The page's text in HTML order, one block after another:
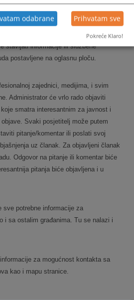
isti način kao i kroz Rad suda. Na
stavljati informacije ili službene
postavljene na oglasnu ploču.
zajednici, medijima, i svim
Administrator će vrlo rado objaviti
smatra interesantnim za javnost i
Svaki posjetitelj može putem
pitanje/komentar ili poslati svoj
uz članak. Za objavljeni članak
Odgovor na pitanje ili komentar biće
pitanja biće objavljena i u
sve potrebne informacije za
i sa ostalim građanima. Tu se nalazi i
za mogućnost kontakta sa
kao i mapu stranice.
odabrane Prihvatam sve
Pokreće Klaro!